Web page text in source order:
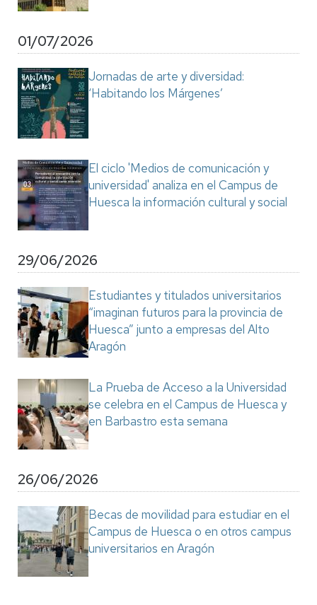
01/07/2026
Jornadas de arte y diversidad:
‘Habitando los Márgenes’
El ciclo 'Medios de comunicación y
universidad' analiza en el Campus de
Huesca la información cultural y social
29/06/2026
Estudiantes y titulados universitarios
“imaginan futuros para la provincia de
Huesca” junto a empresas del Alto
Aragón
La Prueba de Acceso a la Universidad
se celebra en el Campus de Huesca y
en Barbastro esta semana
26/06/2026
Becas de movilidad para estudiar en el
Campus de Huesca o en otros campus
universitarios en Aragón